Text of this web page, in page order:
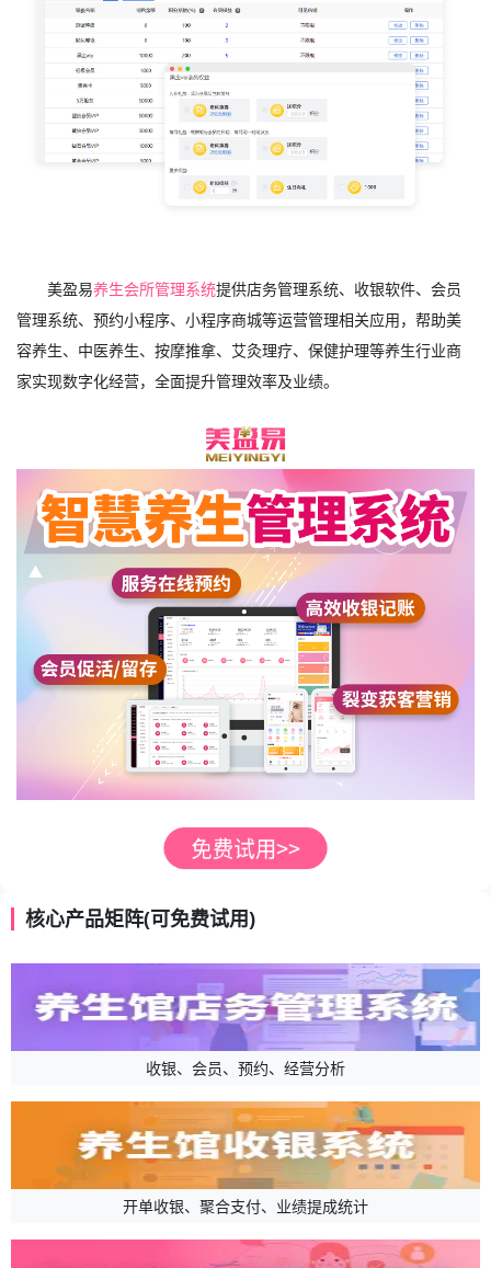
美盈易养生会所管理系统提供店务管理系统、收银软件、会员
管理系统、预约小程序、小程序商城等运营管理相关应用，帮助美
容养生、中医养生、按摩推拿、艾灸理疗、保健护理等养生行业商
家实现数字化经营，全面提升管理效率及业绩。
核心产品矩阵(可免费试用)
收银、会员、预约、经营分析
开单收银、聚合支付、业绩提成统计